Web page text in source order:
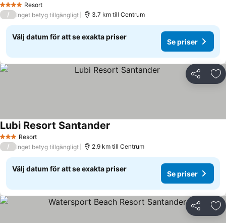
4 StjärnorResort
/ Inget betyg tillgängligt 3.7 km till Centrum
Välj datum för att se exakta priser
Se priser
Dela
3 StjärnorResort
Lubi Resort Santander
/ Inget betyg tillgängligt 2.9 km till Centrum
Välj datum för att se exakta priser
Se priser
Dela